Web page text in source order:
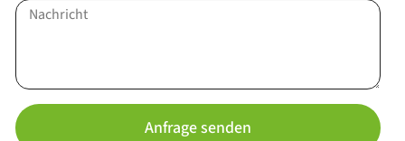
Anfrage senden